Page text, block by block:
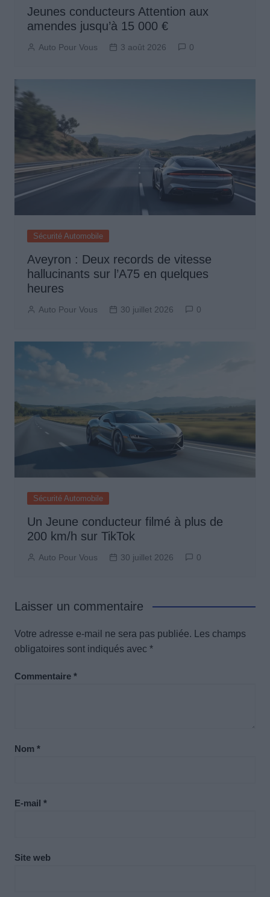
Jeunes conducteurs Attention aux
amendes jusqu’à 15 000 €
Auto Pour Vous 3 août 2026 0
Sécurité Automobile
Aveyron : Deux records de vitesse
hallucinants sur l’A75 en quelques
heures
Auto Pour Vous 30 juillet 2026 0
Sécurité Automobile
Un Jeune conducteur filmé à plus de
200 km/h sur TikTok
Auto Pour Vous 30 juillet 2026 0
Laisser un commentaire
Votre adresse e-mail ne sera pas publiée.
Les champs
obligatoires sont indiqués avec *
Commentaire *
Nom *
E-mail *
Site web